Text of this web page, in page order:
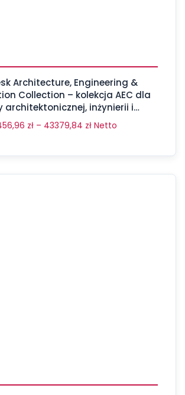
Architecture, Engineering &
Collection – kolekcja AEC dla
architektonicznej, inżynierii i
budownictwa
zł – 43379,84 zł Netto